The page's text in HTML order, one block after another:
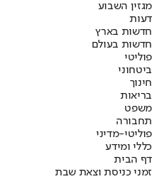
מגזין השבוע
דעות
חדשות בארץ
חדשות בעולם
פוליטי
ביטחוני
חינוך
בריאות
משפט
תחבורה
פוליטי-מדיני
כללי ומידע
דף הבית
זמני כניסת וצאת שבת